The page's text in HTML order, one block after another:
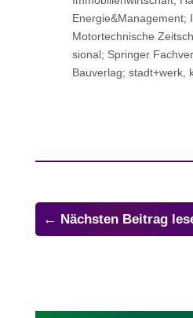
Energie&Management;
Motor­tech­ni­sche
sio­nal; Sprin­ger
Bau­ver­lag; stadt+werk,
← Nächsten Beitrag